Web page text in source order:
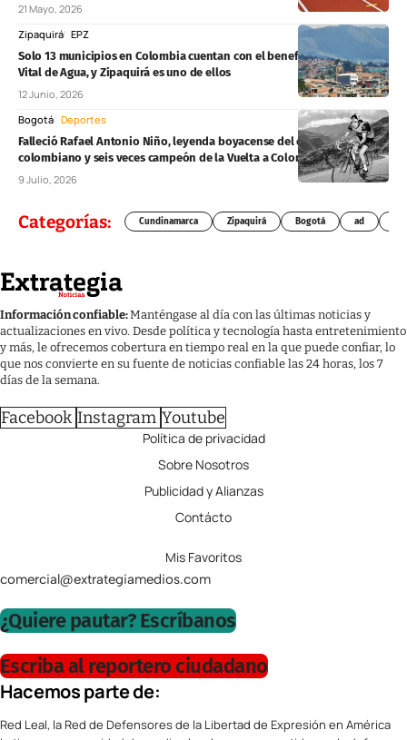
21 Mayo, 2026
Zipaquirá EPZ
Solo 13 municipios en Colombia cuentan con el beneficio del Mínimo
Vital de Agua, y Zipaquirá es uno de ellos
12 Junio, 2026
Bogotá Deportes
Falleció Rafael Antonio Niño, leyenda boyacense del ciclismo
colombiano y seis veces campeón de la Vuelta a Colombia
9 Julio, 2026
Categorías: Cundinamarca Zipaquirá Bogotá ad
Información confiable:Manténgase al día con las últimas noticias y
actualizaciones en vivo. Desde política y tecnología hasta entretenimiento
y más, le ofrecemos cobertura en tiempo real en la que puede confiar, lo
que nos convierte en su fuente de noticias confiable las 24 horas, los 7
días de la semana.
Facebook Instagram Youtube
Política de privacidad
Sobre Nosotros
Publicidad y Alianzas
Contácto
Mis Favoritos
comercial@extrategiamedios.com
¿Quiere pautar? Escríbanos
Escriba al reportero ciudadano
Hacemos parte de:
Red Leal, la Red de Defensores de la Libertad de Expresión en América